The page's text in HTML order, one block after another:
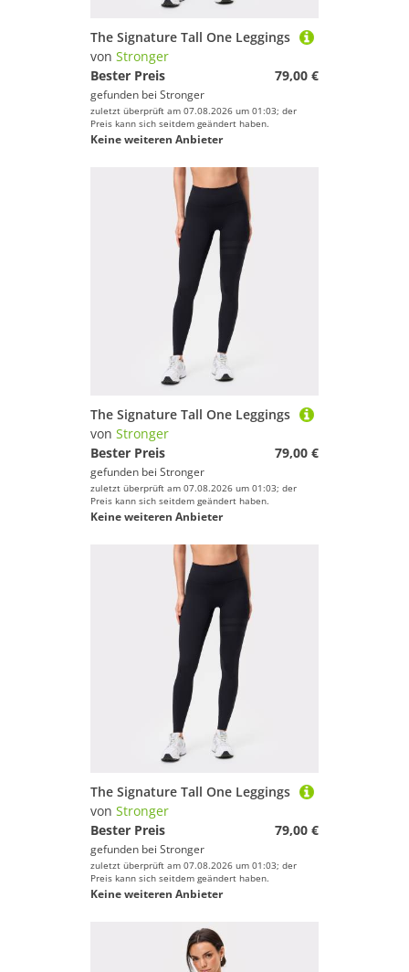
The Signature Tall One Leggings
von Stronger
Bester Preis
79,00 €
gefunden bei Stronger
zuletzt überprüft am 07.08.2026 um 01:03; der
Preis kann sich seitdem geändert haben.
Keine weiteren Anbieter
The Signature Tall One Leggings
von Stronger
Bester Preis
79,00 €
gefunden bei Stronger
zuletzt überprüft am 07.08.2026 um 01:03; der
Preis kann sich seitdem geändert haben.
Keine weiteren Anbieter
The Signature Tall One Leggings
von Stronger
Bester Preis
79,00 €
gefunden bei Stronger
zuletzt überprüft am 07.08.2026 um 01:03; der
Preis kann sich seitdem geändert haben.
Keine weiteren Anbieter